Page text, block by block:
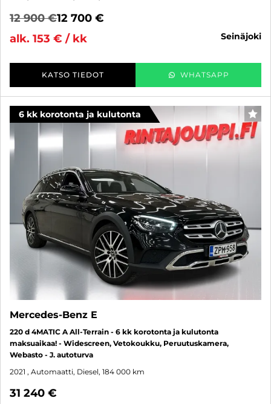
12 900 €12 700 €
alk. 153 € / kk
seinäjoki
KATSO TIEDOT WHATSAPP
6 kk korotonta ja kulutonta
Mercedes-Benz E
220 d 4MATIC A All-Terrain - 6 kk korotonta ja kulutonta
maksuaikaa! - Widescreen, Vetokoukku, Peruutuskamera,
Webasto - J. autoturva
2021 , Automaatti, Diesel, 184 000 km
31 240 €